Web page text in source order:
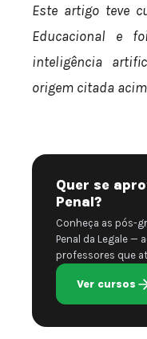
Este artigo teve
Educacional e
inteligência
origem citada
Quer se
Penal?
Conheça as pós-
Penal da Legale —
professores que
Ver cursos